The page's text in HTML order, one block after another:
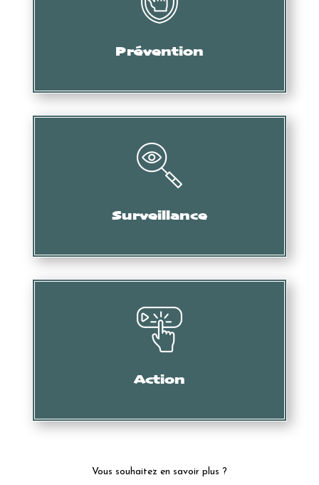
Prévention
Audit, formation, etc.
Surveillance
Collecte d’informations, de preuves, etc.
Action
Mise en demeure, intervention des services douaniers,
Vous souhaitez en savoir plus ?